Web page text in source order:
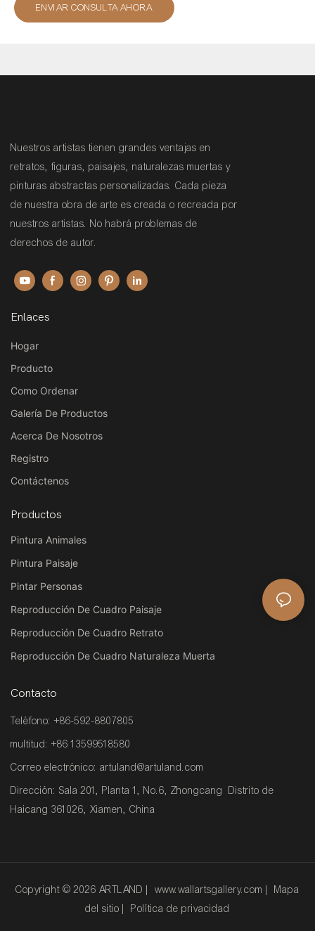
ENVIAR CONSULTA AHORA
Nuestros artistas tienen grandes ventajas en
retratos, figuras, paisajes, naturalezas muertas y
pinturas abstractas personalizadas. Cada pieza
de nuestra obra de arte es creada o recreada por
nuestros artistas. No habrá problemas de
derechos de autor.
Enlaces
Hogar
Producto
Como Ordenar
Galería De Productos
Acerca De Nosotros
Registro
Contáctenos
Productos
Pintura Animales
Pintura Paisaje
Pintar Personas
Reproducción De Cuadro Paisaje
Reproducción De Cuadro Retrato
Reproducción De Cuadro Naturaleza Muerta
Contacto
Teléfono: +86-592-8807805
multitud: +86 13599518580
Correo electrónico: artuland@artuland.com
Dirección: Sala 201, Planta 1, No.6, Zhongcang Distrito de
Haicang 361026, Xiamen, China
Copyright © 2026 ARTLAND | www.wallartsgallery.com
Mapa
del sitio
Política de privacidad